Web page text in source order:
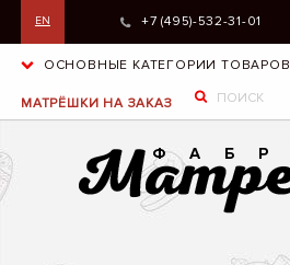
EN +7 (495)-532-31-01
ОСНОВНЫЕ КАТЕГОРИИ ТОВАРОВ
МАТРЁШКИ НА ЗАКАЗ